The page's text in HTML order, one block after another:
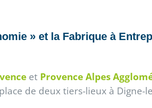
» et la Fabrique à
et Provence Alpes
de deux tiers-lieux à Digne-